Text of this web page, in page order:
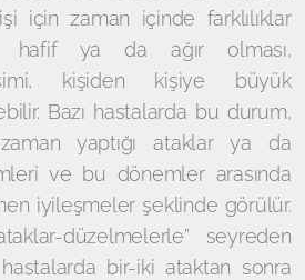
için zaman içinde farklılıklar
hafif ya da ağır olması,
kişiden kişiye büyük
Bazı hastalarda bu durum,
zaman yaptığı ataklar ya da
ve bu dönemler arasında
iyileşmeler şeklinde görülür.
düzelmelerle” seyreden
bir-iki ataktan sonra